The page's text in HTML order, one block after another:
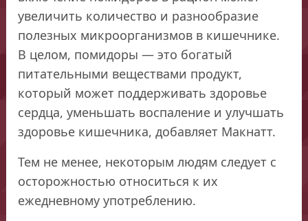
увеличить количество и разнообразие
полезных микроорганизмов в кишечнике.
В целом, помидоры — это богатый
питательными веществами продукт,
который может поддерживать здоровье
сердца, уменьшать воспаление и улучшать
здоровье кишечника, добавляет Макнатт.
Тем не менее, некоторым людям следует с
осторожностью относиться к их
ежедневному употреблению.